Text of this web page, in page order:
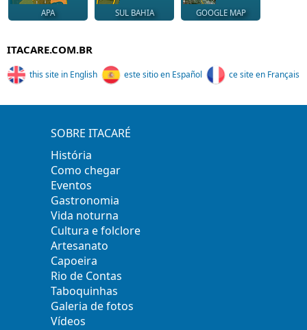
APA SUL BAHIA GOOGLE MAP
ITACARE.COM.BR
this site in English este sitio en Español ce site en Français
SOBRE ITACARÉ
História
Como chegar
Eventos
Gastronomia
Vida noturna
Cultura e folclore
Artesanato
Capoeira
Rio de Contas
Taboquinhas
Galeria de fotos
Vídeos